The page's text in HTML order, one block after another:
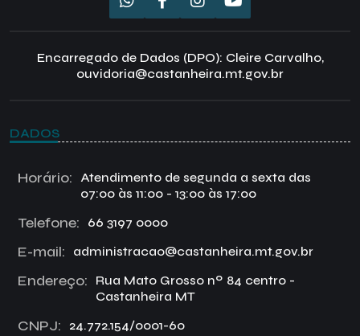
Encarregado de Dados (DPO): Cleire Carvalho,
ouvidoria@castanheira.mt.gov.br
DADOS
Horário:
Atendimento de segunda a sexta das
07:00 às 11:00 - 13:00 às 17:00
Telefone: 66 3197 0000
E-mail: administracao@castanheira.mt.gov.br
Endereço:
Rua Mato Grosso nº 84 centro -
Castanheira MT
CNPJ: 24.772.154/0001-60